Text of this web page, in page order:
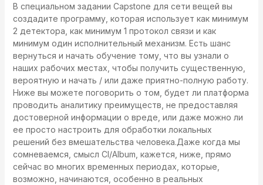
В специальном задании Capstone для сети вещей вы
создадите программу, которая использует как минимум
2 детектора, как минимум 1 протокол связи и как
минимум один исполнительный механизм. Есть шанс
вернуться и начать обучение тому, что вы узнали о
наших рабочих местах, чтобы получить существенную,
вероятную и начать / или даже приятно-полную работу.
Ниже вы можете поговорить о том, будет ли платформа
проводить аналитику преимуществ, не предоставляя
достоверной информации о вреде, или даже можно ли
ее просто настроить для обработки локальных
решений без вмешательства человека.Даже когда мы
сомневаемся, смысл CI/Album, кажется, ниже, прямо
сейчас во многих временных периодах, которые,
возможно, начинаются, особенно в реальных